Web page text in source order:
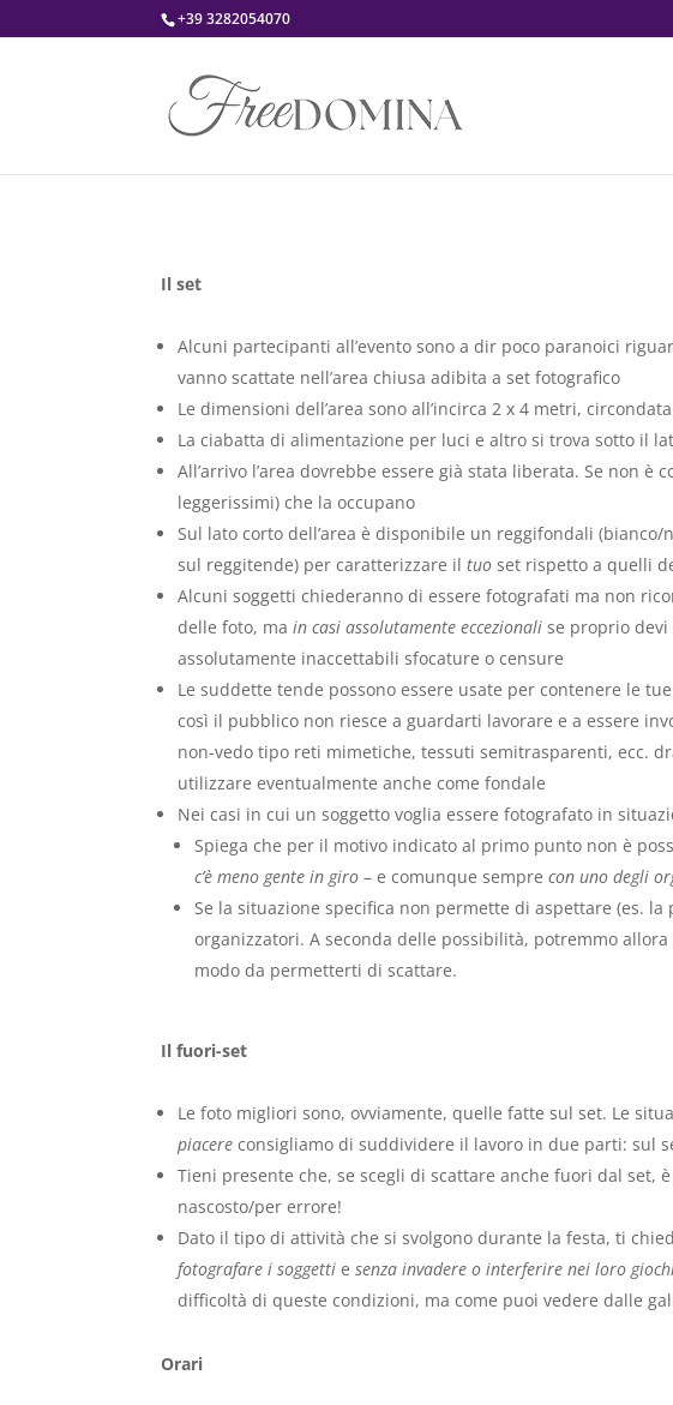
+39 3282054070
Il set
Alcuni partecipanti all’evento sono a dir poco paranoici
vanno scattate nell’area chiusa adibita a set fotografico
Le dimensioni dell’area sono all’incirca 2 x 4 metri,
La ciabatta di alimentazione per luci e altro si trova sotto il
All’arrivo l’area dovrebbe essere già stata liberata. Se non
leggerissimi) che la occupano
Sul lato corto dell’area è disponibile un reggifondali
sul reggitende) per caratterizzare iltuoset rispetto a quelli
Alcuni soggetti chiederanno di essere fotografati ma non
delle foto, main casi assolutamente eccezionalise proprio devi
assolutamente inaccettabili sfocature o censure
Le suddette tende possono essere usate per contenere le
così il pubblico non riesce a guardarti lavorare e a essere
non-vedo tipo reti mimetiche, tessuti semitrasparenti, ecc.
utilizzare eventualmente anche come fondale
Nei casi in cui un soggetto voglia essere fotografato in
Spiega che per il motivo indicato al primo punto non è
c’è meno gente in giro – e comunque semprecon uno degli
Se la situazione specifica non permette di aspettare (es.
organizzatori. A seconda delle possibilità, potremmo
modo da permetterti di scattare.
Il fuori-set
Le foto migliori sono, ovviamente, quelle fatte sul set. Le
piacere consigliamo di suddividere il lavoro in due parti: sul
Tieni presente che, se scegli di scattare anche fuori dal set,
nascosto/per errore!
Dato il tipo di attività che si svolgono durante la festa, ti
fotografare i soggettiesenza invadere o interferire nei loro
difficoltà di queste condizioni, ma come puoi vedere dalle
Orari